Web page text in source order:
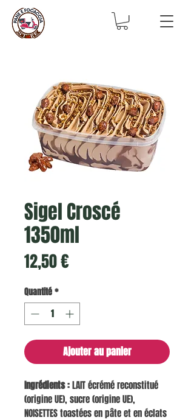
Sigel Croscé
1350ml
12,50 €Prix
Quantité*
Ajouter au panier
Ingrédients :LAIT écrémé reconstitué
(origine UE), sucre (origine UE),
NOISETTES toastées en pâte et en éclats